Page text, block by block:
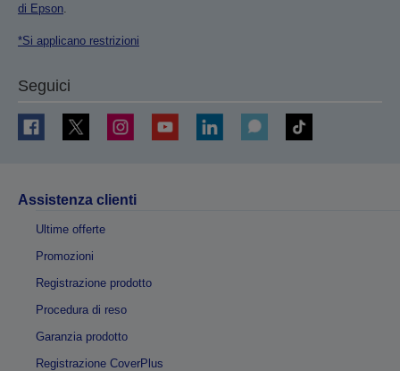
di Epson
*Si applicano restrizioni
Seguici
Assistenza clienti
Ultime offerte
Promozioni
Registrazione prodotto
Procedura di reso
Garanzia prodotto
Registrazione CoverPlus